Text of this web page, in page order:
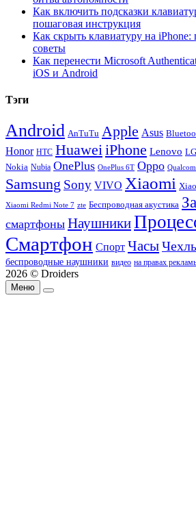
Как включить подсказки
пошаговая инструкция
Как скрыть клавиатуру на
советы
Как перенести Microsoft
iOS и Android
Тэги
Android AnTuTu Apple Asus
Honor HTC HuaweiiPhone Lenovo LG
Nokia Nubia OnePlus OnePlus 6T Oppo
Samsung Sony VIVO Xiaomi
Xiaomi Redmi Note 7 zte Беспроводная акустика
смартфоны Наушники
Смартфон Спорт Часы
беспроводные наушники видео на правах
2026 © Droiders
Меню